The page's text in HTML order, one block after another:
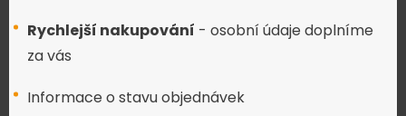
Rychlejší nakupování - osobní údaje doplníme
za vás
Informace o stavu objednávek